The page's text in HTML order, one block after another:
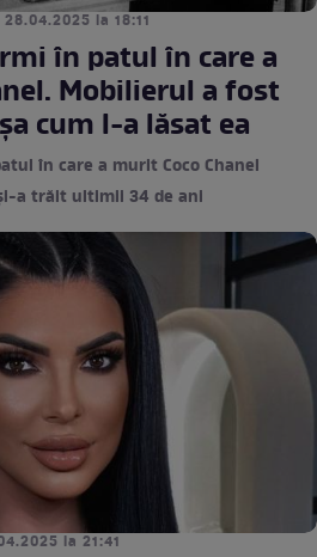
28.04.2025 la 18:11
în patul în care a
Mobilierul a fost
cum l-a lăsat ea
în care a murit Coco Chanel
a trăit ultimii 34 de ani
la 21:41